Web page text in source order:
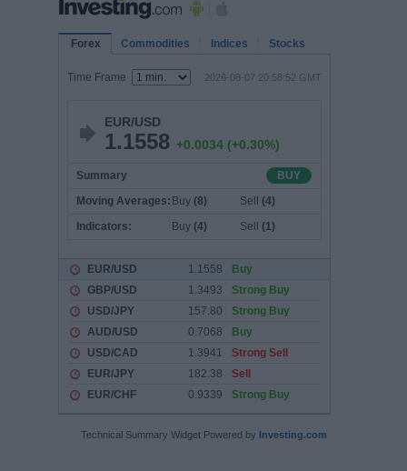
Technical Summary Widget Powered by Investing.com